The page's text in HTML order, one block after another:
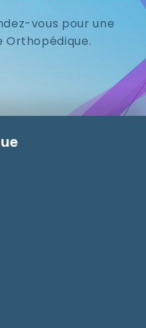
vous pour une
Orthopédique.